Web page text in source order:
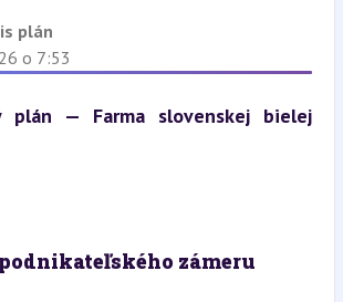
plán
o 7:53
plán — Farma slovenskej bielej
zámeru